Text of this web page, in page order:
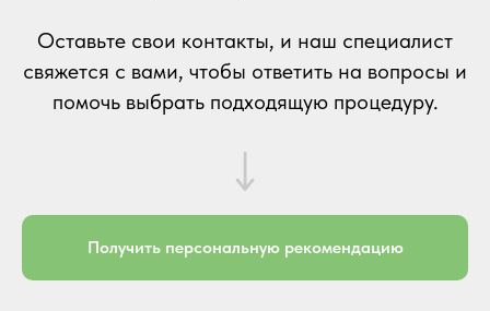
Оставьте свои контакты, и наш специалист
свяжется с вами, чтобы ответить на вопросы и
помочь выбрать подходящую процедуру.
Получить персональную рекомендацию